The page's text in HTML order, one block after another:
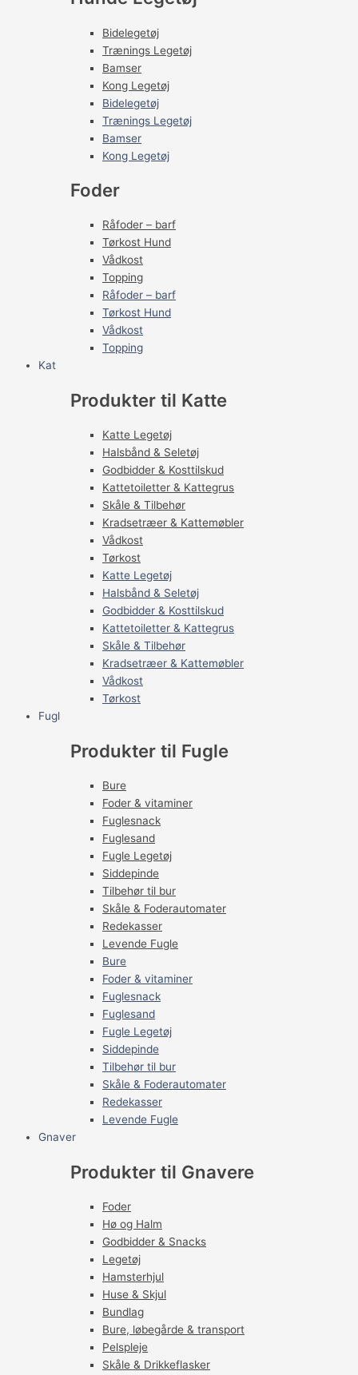
Bidelegetøj
Trænings Legetøj
Bamser
Kong Legetøj
Bidelegetøj
Trænings Legetøj
Bamser
Kong Legetøj
Foder
Råfoder – barf
Tørkost Hund
Vådkost
Topping
Råfoder – barf
Tørkost Hund
Vådkost
Topping
Kat
Produkter til Katte
Katte Legetøj
Halsbånd & Seletøj
Godbidder & Kosttilskud
Kattetoiletter & Kattegrus
Skåle & Tilbehør
Kradsetræer & Kattemøbler
Vådkost
Tørkost
Katte Legetøj
Halsbånd & Seletøj
Godbidder & Kosttilskud
Kattetoiletter & Kattegrus
Skåle & Tilbehør
Kradsetræer & Kattemøbler
Vådkost
Tørkost
Fugl
Produkter til Fugle
Bure
Foder & vitaminer
Fuglesnack
Fuglesand
Fugle Legetøj
Siddepinde
Tilbehør til bur
Skåle & Foderautomater
Redekasser
Levende Fugle
Bure
Foder & vitaminer
Fuglesnack
Fuglesand
Fugle Legetøj
Siddepinde
Tilbehør til bur
Skåle & Foderautomater
Redekasser
Levende Fugle
Gnaver
Produkter til Gnavere
Foder
Hø og Halm
Godbidder & Snacks
Legetøj
Hamsterhjul
Huse & Skjul
Bundlag
Bure, løbegårde & transport
Pelspleje
Skåle & Drikkeflasker